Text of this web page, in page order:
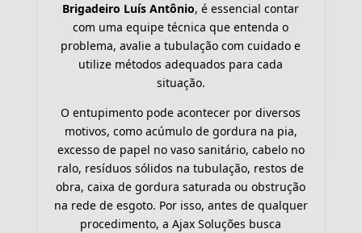
Brigadeiro Luís Antônio, é essencial contar
com uma equipe técnica que entenda o
problema, avalie a tubulação com cuidado e
utilize métodos adequados para cada
situação.
O entupimento pode acontecer por diversos
motivos, como acúmulo de gordura na pia,
excesso de papel no vaso sanitário, cabelo no
ralo, resíduos sólidos na tubulação, restos de
obra, caixa de gordura saturada ou obstrução
na rede de esgoto. Por isso, antes de qualquer
procedimento, a Ajax Soluções busca